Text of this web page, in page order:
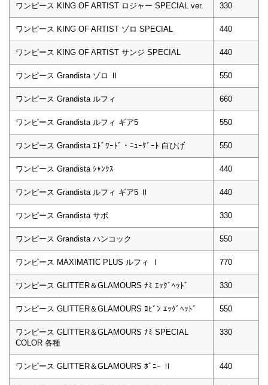
ワンピース KING OF ARTIST ロジャー SPECIAL ver. 330
ワンピース KING OF ARTIST ゾロ SPECIAL 440
ワンピース KING OF ARTIST サンジ SPECIAL 440
ワンピース Grandista ゾロ Ⅱ 550
ワンピース Grandista ルフィ 660
ワンピース Grandista ルフィ ギア5 550
ワンピース Grandista ｴﾄﾞﾜｰﾄﾞ・ﾆｭｰｹﾞｰﾄ 白ひげ 550
ワンピース Grandista ｼｬﾝｸｽ 440
ワンピース Grandista ルフィ ギア5 Ⅱ 440
ワンピース Grandista サボ 330
ワンピース Grandista ハンコック 550
ワンピース MAXIMATIC PLUS ルフィ Ⅰ 770
ワンピース GLITTER＆GLAMOURS ﾅﾐ ｴｯｸﾞﾍｯﾄﾞ 330
ワンピース GLITTER＆GLAMOURS ﾛﾋﾞﾝ ｴｯｸﾞﾍｯﾄﾞ 550
ワンピース GLITTER＆GLAMOURS ﾅﾐ SPECIAL
COLOR 各種
330
ワンピース GLITTER＆GLAMOURS ﾎﾞﾆｰ Ⅱ 440